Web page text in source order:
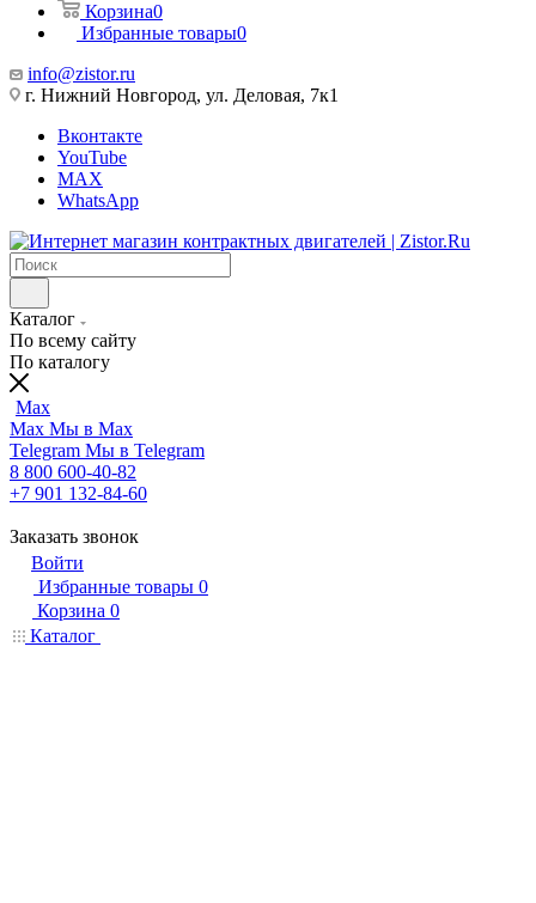
Корзина0
Избранные товары0
info@zistor.ru
г. Нижний Новгород, ул. Деловая, 7к1
Вконтакте
YouTube
MAX
WhatsApp
Каталог
По всему сайту
По каталогу
Max
Max Мы в Max
Telegram Мы в Telegram
8 800 600-40-82
+7 901 132-84-60
Заказать звонок
Войти
Избранные товары 0
Корзина 0
Каталог